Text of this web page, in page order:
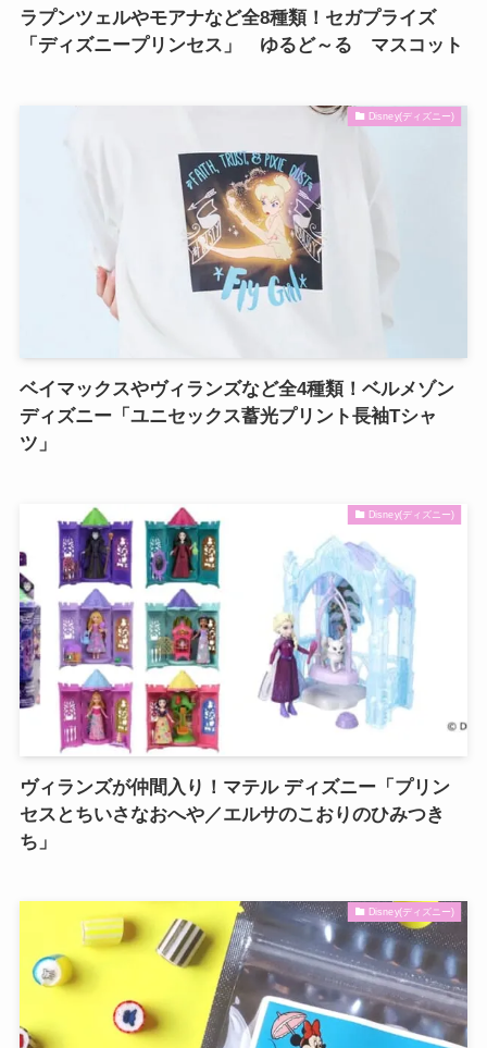
ラプンツェルやモアナなど全8種類！セガプライズ
「ディズニープリンセス」 ゆるど～る マスコット
Disney(ディズニー)
ベイマックスやヴィランズなど全4種類！ベルメゾン
ディズニー「ユニセックス蓄光プリント長袖Tシャ
ツ」
Disney(ディズニー)
ヴィランズが仲間入り！マテル ディズニー「プリン
セスとちいさなおへや／エルサのこおりのひみつき
ち」
Disney(ディズニー)